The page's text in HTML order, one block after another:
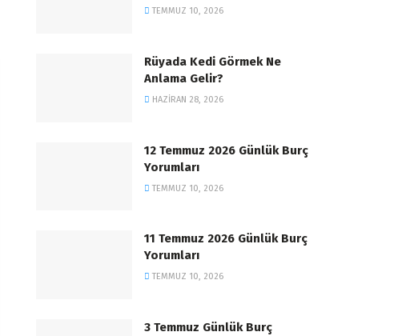
TEMMUZ 10, 2026
Rüyada Kedi Görmek Ne
Anlama Gelir?
HAZIRAN 28, 2026
12 Temmuz 2026 Günlük Burç
Yorumları
TEMMUZ 10, 2026
11 Temmuz 2026 Günlük Burç
Yorumları
TEMMUZ 10, 2026
3 Temmuz Günlük Burç